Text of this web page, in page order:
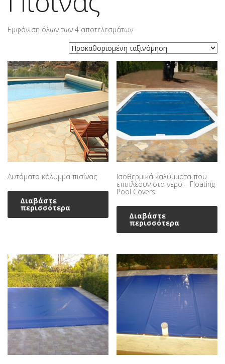
Εμφάνιση όλων των 4 αποτελεσμάτων
Αυτόματο κάλυμμα πισίνας
Διαβάστε
περισσότερα
Ισοθερμικά καλύμματα που
επιπλέουν στο νερό – Floating
Pool Covers
Διαβάστε
περισσότερα